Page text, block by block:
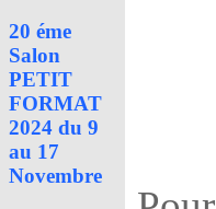
20 éme
Salon
PETIT
FORMAT
2024 du 9
au 17
Novembre